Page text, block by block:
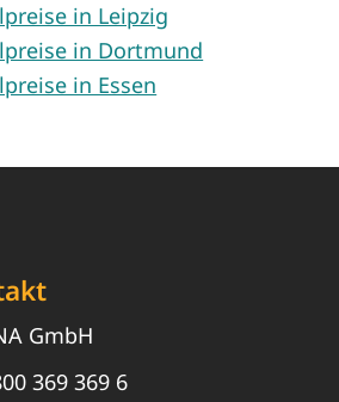
in Leipzig
in Dortmund
in Essen
GmbH
369 369 6